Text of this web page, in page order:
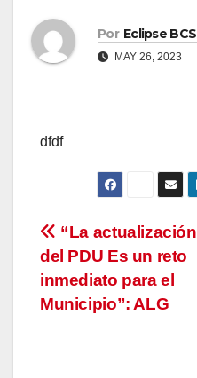
Por Eclipse BCS
MAY 26, 2023
dfdf
Navegación
de
entradas
“La actualización
del PDU Es un reto
inmediato para el
Municipio”: ALG